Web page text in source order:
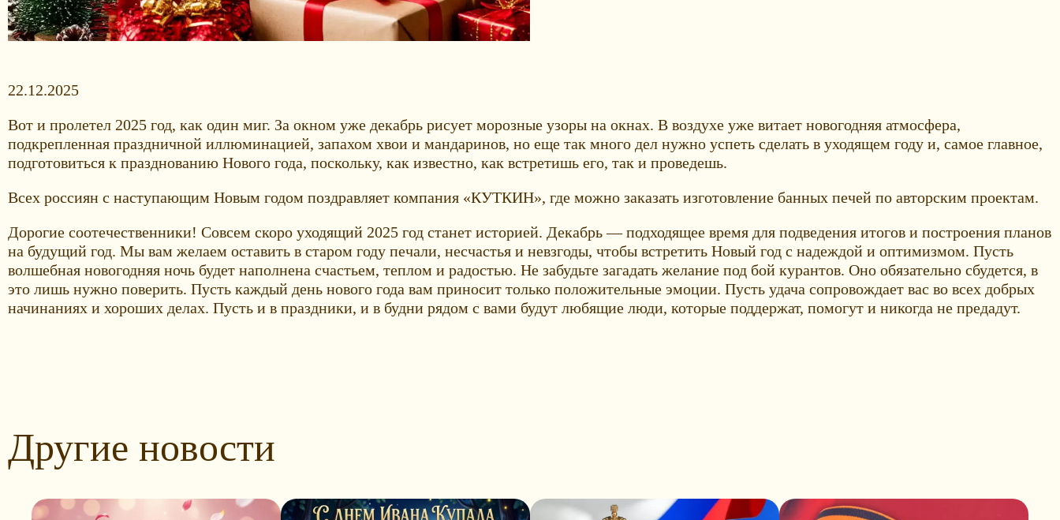
22.12.2025
Вот и пролетел 2025 год, как один миг. За окном уже декабрь рисует морозные узоры на окнах. В воздухе уже витает новогодняя атмосфера,
подкрепленная праздничной иллюминацией, запахом хвои и мандаринов, но еще так много дел нужно успеть сделать в уходящем году и, самое главное,
подготовиться к празднованию Нового года, поскольку, как известно, как встретишь его, так и проведешь.
Всех россиян с наступающим Новым годом поздравляет компания «КУТКИН», где можно заказать изготовление банных печей по авторским проектам.
Дорогие соотечественники! Совсем скоро уходящий 2025 год станет историей. Декабрь — подходящее время для подведения итогов и построения планов
на будущий год. Мы вам желаем оставить в старом году печали, несчастья и невзгоды, чтобы встретить Новый год с надеждой и оптимизмом. Пусть
волшебная новогодняя ночь будет наполнена счастьем, теплом и радостью. Не забудьте загадать желание под бой курантов. Оно обязательно сбудется, в
это лишь нужно поверить. Пусть каждый день нового года вам приносит только положительные эмоции. Пусть удача сопровождает вас во всех добрых
начинаниях и хороших делах. Пусть и в праздники, и в будни рядом с вами будут любящие люди, которые поддержат, помогут и никогда не предадут.
Другие новости